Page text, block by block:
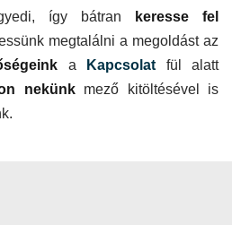
így bátran
keresse fel
megtalálni a megoldást az
a Kapcsolat fül alatt
nekünkmező kitöltésével is